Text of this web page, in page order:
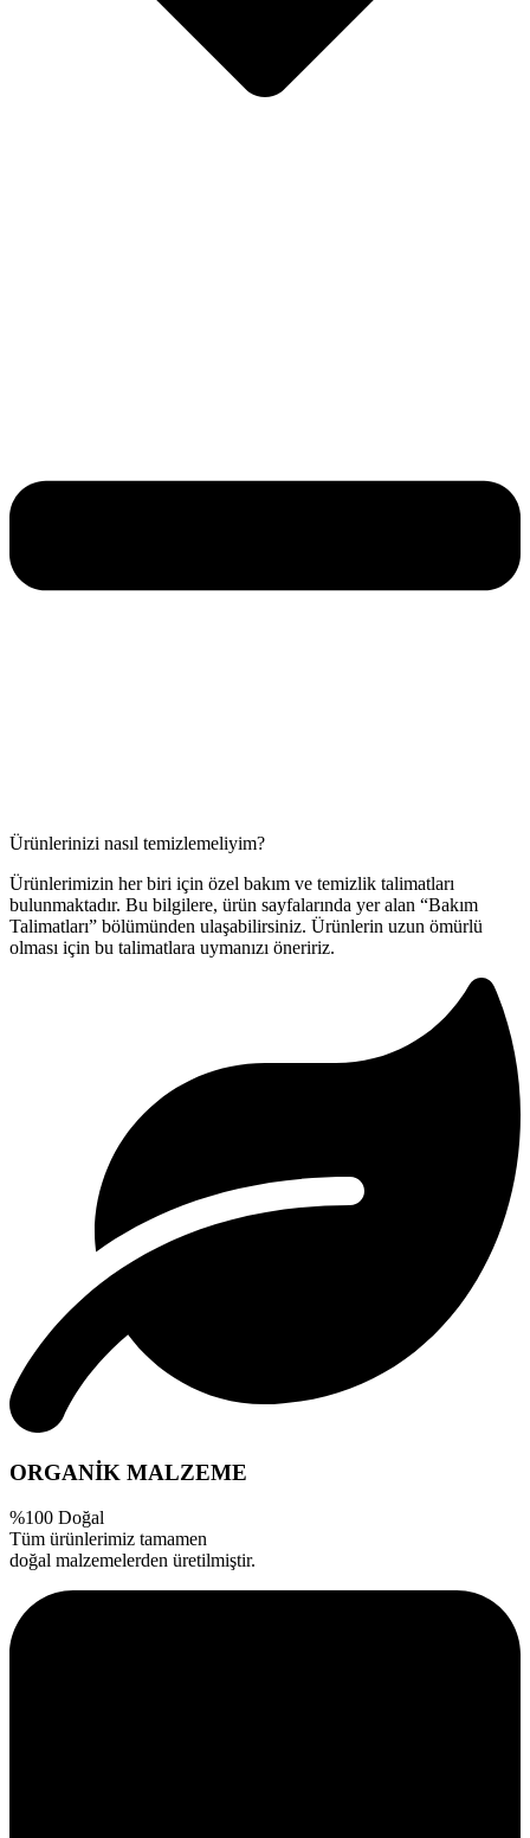
Ürünlerinizi nasıl temizlemeliyim?
Ürünlerimizin her biri için özel bakım ve temizlik talimatları
bulunmaktadır. Bu bilgilere, ürün sayfalarında yer alan “Bakım
Talimatları” bölümünden ulaşabilirsiniz. Ürünlerin uzun ömürlü
olması için bu talimatlara uymanızı öneririz.
ORGANİK MALZEME
%100 Doğal
Tüm ürünlerimiz tamamen
doğal malzemelerden üretilmiştir.